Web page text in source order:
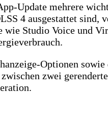
Update mehrere
4 ausgestattet sind,
Studio Voice und
Optionen
zwei